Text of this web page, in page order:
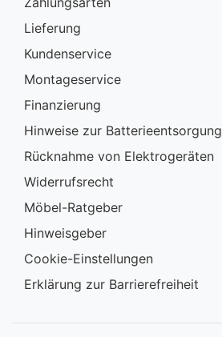
Lieferung
Kundenservice
Montageservice
Finanzierung
Hinweise zur Batterieentsorgung
Rücknahme von Elektrogeräten
Widerrufsrecht
Möbel-Ratgeber
Hinweisgeber
Cookie-Einstellungen
Erklärung zur Barrierefreiheit